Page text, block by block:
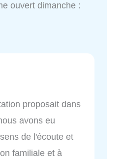
ouvert dimanche :
proposait dans
avons eu
de l'écoute et
familiale et à